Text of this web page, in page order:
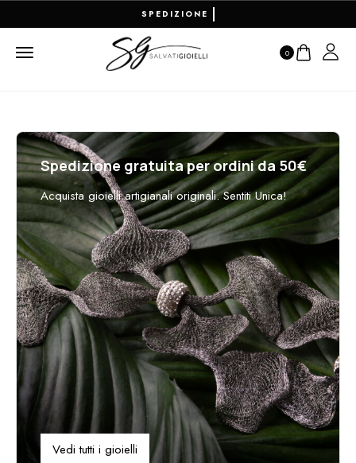
RESO FACILE E PAGAMENTI
0
Spedizione gratuita per ordini da 50€
Acquista gioielli artigianali originali. Sentiti Unica!
Vedi tutti i gioielli